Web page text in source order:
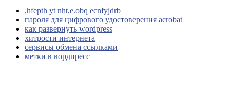
,hfepth yt nht,e.obq ecnfyjdrb
пароля для цифрового удостоверения acrobat
как развернуть wordpress
хитрости интернета
сервисы обмена ссылками
метки в вордпресс